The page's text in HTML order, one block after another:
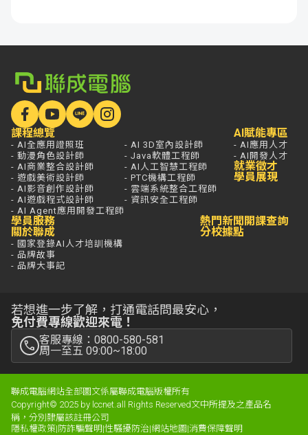
課程總覽
- AI全應用證照班
- 動漫角色設計師
- AI商業整合設計師
- 遊戲美術設計師
- AI影音創作設計師
- AI遊戲程式設計師
- AI Agent應用開發工程師
- AI 3D室內設計師
- Java軟體工程師
- AI人工智慧工程師
- PTC機構工程師
- 雲端系統整合工程師
- 資訊安全工程師
AI賦能專區
- AI應用人才
- AI開發人才
就業徵才
學員展現
學員服務
關於聯成
- 國家登錄AI人才培訓機構
- 品牌故事
- 品牌大事記
熱門新聞
分校據點
開課查詢
若想進一步了解，打通電話問最安心，
免付費專線歡迎來電！
客服專線：0800-580-581
周一至五 09:00~18:00
聯成電腦網站全部圖文係屬聯成電腦版權所有
Copyright© 2025 by lccnet.all Rights Reserved文中所提及之產品名
稱，分別隸屬該註冊公司
隱私權政策|防詐騙聲明|性騷擾防治|網站地圖|消費保障聲明